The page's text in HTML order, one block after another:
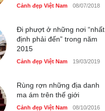
dân dã ở Sài Gòn
Cảnh đẹp Việt Nam 08/07/2018
Đi phượt ở những nơi “nhất
định phải đến” trong năm
2015
Cảnh đẹp Việt Nam 19/03/2019
Rùng rợn những địa danh
ma ám trên thế giới
Cảnh đẹp Việt Nam 08/10/2016